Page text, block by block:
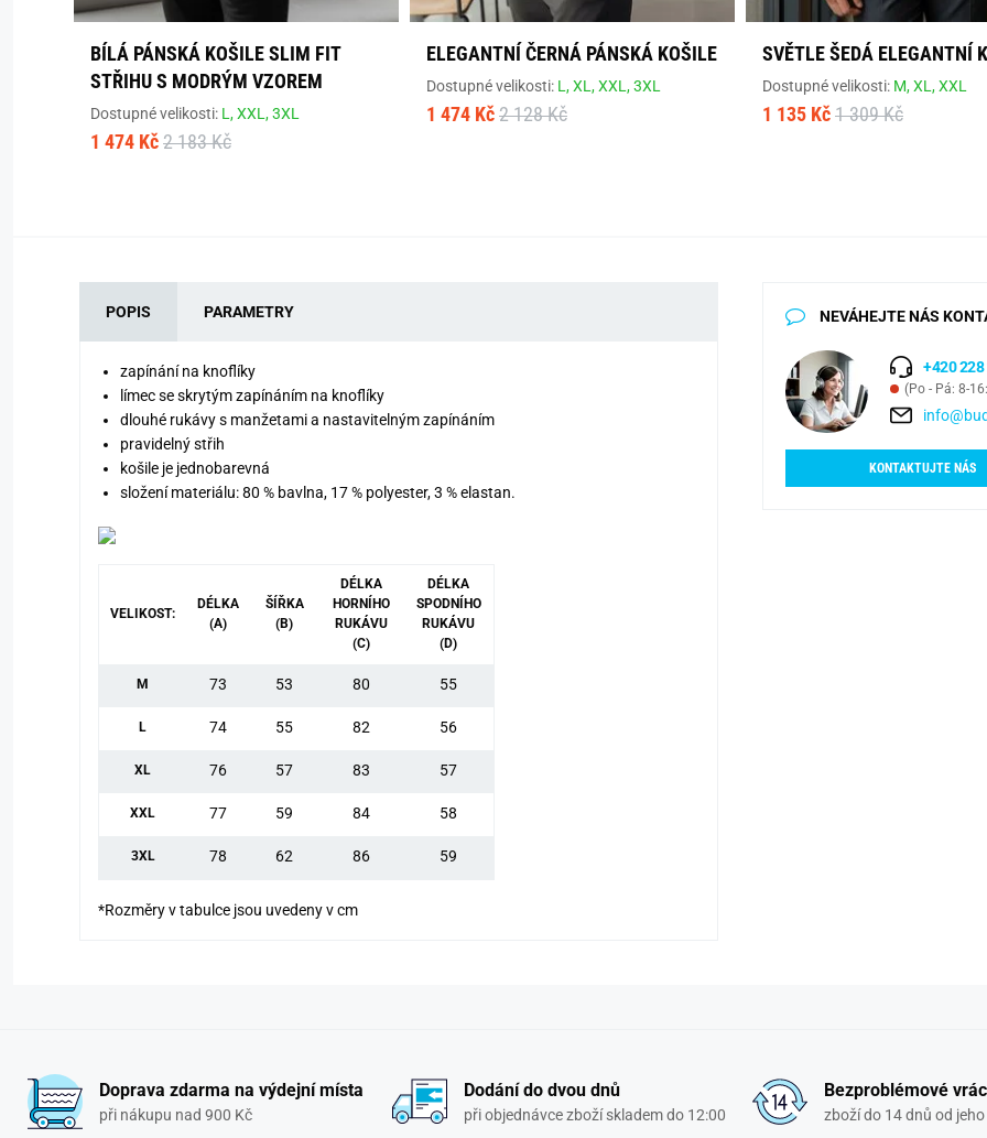
BÍLÁ PÁNSKÁ KOŠILE SLIM FIT
STŘIHU S MODRÝM VZOREM
Dostupné velikosti: L,XXL,3XL
1 474 Kč 2 183 Kč
ELEGANTNÍ ČERNÁ PÁNSKÁ KOŠILE
Dostupné velikosti: L,XL,XXL,3XL
1 474 Kč 2 128 Kč
SVĚTLE ŠEDÁ ELEGANTNÍ
Dostupné velikosti: M,XL,XXL
1 135 Kč 1 309 Kč
POPIS PARAMETRY
zapínání na knoflíky
límec se skrytým zapínáním na knoflíky
dlouhé rukávy s manžetami a nastavitelným zapínáním
pravidelný střih
košile je jednobarevná
složení materiálu: 80 % bavlna, 17 % polyester, 3 % elastan.
VELIKOST:
DÉLKA
(A)
ŠÍŘKA
(B)
DÉLKA
HORNÍHO
RUKÁVU
(C)
DÉLKA
SPODNÍHO
RUKÁVU
(D)
M 73 53 80 55
L 74 55 82 56
XL 76 57 83 57
XXL 77 59 84 58
3XL 78 62 86 59
*Rozměry v tabulce jsou uvedeny v cm
NEVÁHEJTE NÁS
+420 228
(Po - Pá: 8-
KONTAKTUJTE NÁS
Doprava zdarma na výdejní místa
při nákupu nad 900 Kč
Dodání do dvou dnů
při objednávce zboží skladem do 12:00
Bezproblémové
zboží do 14 dnů od